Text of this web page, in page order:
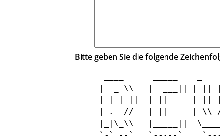
Bitte geben Sie die folgende
|  _ \\   |  ___|| |
| |_| ||  | ||__   |
| .  //   | ||__   |
|_|\_\\   |_____||
`-` --`   `-----`